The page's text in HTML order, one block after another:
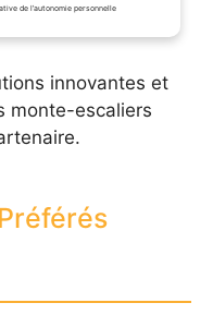
de l’autonomie personnelle
innovantes et
monte-escaliers